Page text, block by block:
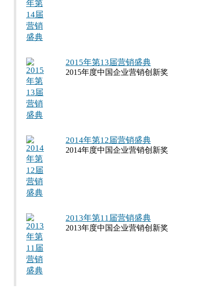
2015年第13届营销盛典
2015年度中国企业营销创新奖
2014年第12届营销盛典
2014年度中国企业营销创新奖
2013年第11届营销盛典
2013年度中国企业营销创新奖